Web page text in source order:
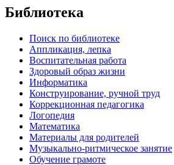
Библиотека
Поиск по библиотеке
Аппликация, лепка
Воспитательная работа
Здоровый образ жизни
Информатика
Конструирование, ручной труд
Коррекционная педагогика
Логопедия
Математика
Материалы для родителей
Музыкально-ритмическое занятие
Обучение грамоте